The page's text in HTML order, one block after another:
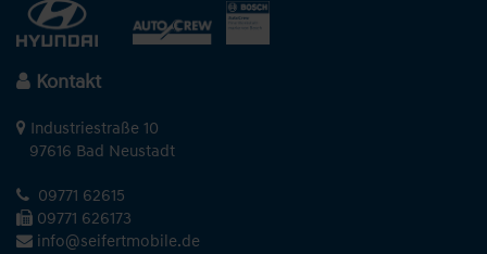
Kontakt
Industriestraße 10
97616 Bad Neustadt
09771 62615
09771 626173
info@seifertmobile.de